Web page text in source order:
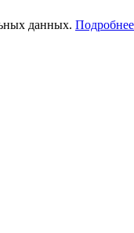
данных. Подробнее